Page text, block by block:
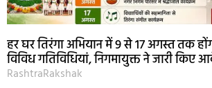
हर घर तिरंगा अभियान में 9 से 17 अगस्त तक
विविध गतिविधियां, निगमायुक्त ने जारी किए
RashtraRakshak